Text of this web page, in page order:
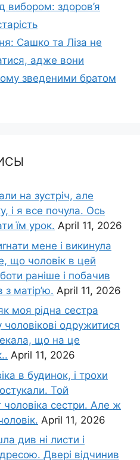
вибором: здоров’я
Сашко та Ліза не
адже вони
зведеними братом
на зустріч, але
і я все почула. Ось
їм урок. April 11, 2026
мене і викинула
що чоловік в цей
раніше і побачив
матір’ю. April 11, 2026
моя рідна сестра
одружитися
що на це
April 11, 2026
в будинок, і трохи
Той
сестри. Але ж
April 11, 2026
див ні листи і
Двері відчинив